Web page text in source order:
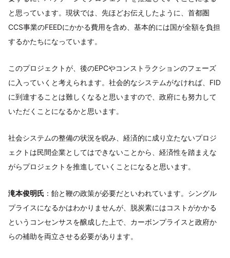
と思っています。現状では、先ほどお伝えしたように、首都圏
CCS事業のFEEDにかかる費用を含め、基本的には国が全額を負担
するかたちになっています。
このプロジェクトが、後のEPCやコンストラクションのフェーズ
に入っていくと考えられます。社会的なシステムがなければ、FID
に到達することは難しくなると思いますので、政府にも努力して
いただくことになるかと思います。
社会システムの整備の状況を睨み、経済的に成り立たないプロジ
ェクトは民間企業としてはできないことから、経済性を踏まえな
がらプロジェクトを推進していくことになると思います。
滝本俊明氏 ：飴と鞭の政策が必要だといわれています。シングル
プライスになるかはわかりませんが、脱炭素にはコストがかかる
というコンセンサスを醸成した上で、カーボンプライスと政府か
らの補助を両立させる必要があります。